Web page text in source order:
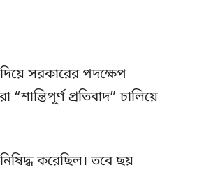
সরকারের পদক্ষেপ
প্রতিবাদ” চালিয়ে
করেছিল। তবে ছয়